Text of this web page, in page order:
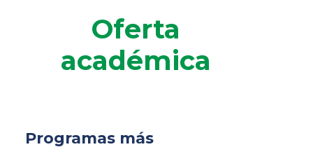
Oferta
académica
Programas más